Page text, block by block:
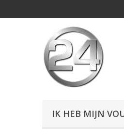
IK HEB MIJN